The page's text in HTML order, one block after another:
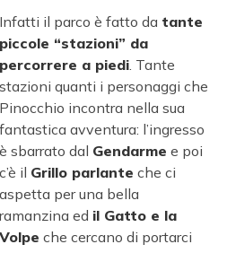
Infatti il parco è fatto da tante
piccole “stazioni” da
percorrere a piedi. Tante
stazioni quanti i personaggi che
Pinocchio incontra nella sua
fantastica avventura: l’ingresso
è sbarrato dal Gendarme e poi
c’è il Grillo parlante che ci
aspetta per una bella
ramanzina ed il Gatto e la
Volpe che cercano di portarci